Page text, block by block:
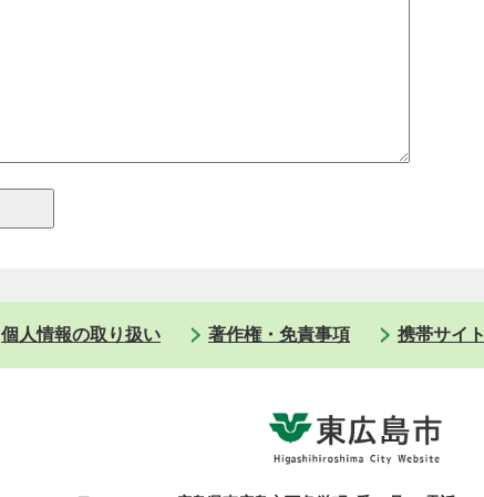
個人情報の取り扱い 著作権・免責事項 携帯サイ